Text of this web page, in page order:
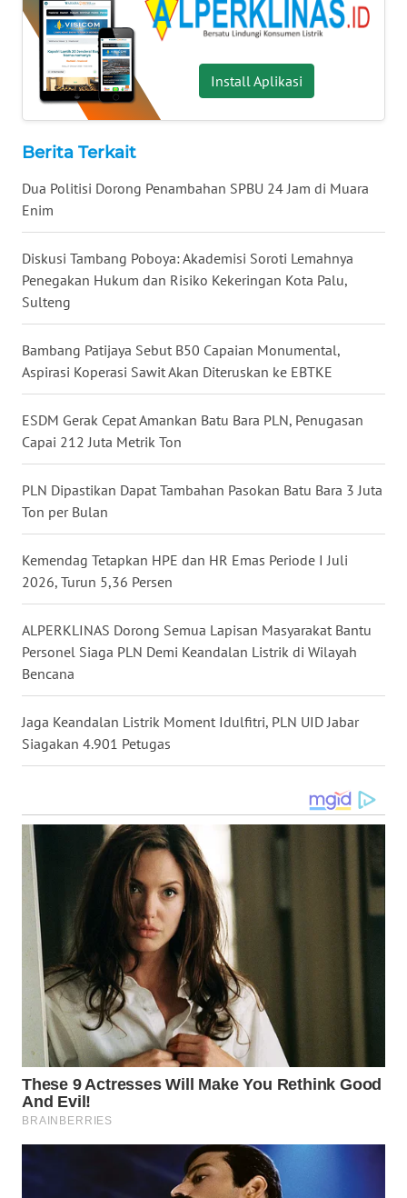
Install Aplikasi
Berita Terkait
Dua Politisi Dorong Penambahan SPBU 24 Jam di Muara
Enim
Diskusi Tambang Poboya: Akademisi Soroti Lemahnya
Penegakan Hukum dan Risiko Kekeringan Kota Palu,
Sulteng
Bambang Patijaya Sebut B50 Capaian Monumental,
Aspirasi Koperasi Sawit Akan Diteruskan ke EBTKE
ESDM Gerak Cepat Amankan Batu Bara PLN, Penugasan
Capai 212 Juta Metrik Ton
PLN Dipastikan Dapat Tambahan Pasokan Batu Bara 3 Juta
Ton per Bulan
Kemendag Tetapkan HPE dan HR Emas Periode I Juli
2026, Turun 5,36 Persen
ALPERKLINAS Dorong Semua Lapisan Masyarakat Bantu
Personel Siaga PLN Demi Keandalan Listrik di Wilayah
Bencana
Jaga Keandalan Listrik Moment Idulfitri, PLN UID Jabar
Siagakan 4.901 Petugas
WN
KALTARA
WN
KALSEL
WN
KALTIM
WN
SULSEL
WN
GORONTALO
WN
SULUT
WN
MALUT
DAIRI
DANAU
TOBA
WN
NIAS
WN
SELATAN
TANJUNG
LESUNG
WN
KARO
WN
SIMALUNGUN
WN